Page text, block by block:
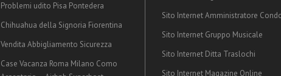
Problemi udito Pisa Pontedera
Chihuahua della Signoria Fiorentina
Vendita Abbigliamento Sicurezza
Case Vacanza Roma Milano Como
Sito Internet Amministratore
Sito Internet Gruppo Musicale
Sito Internet Ditta Traslochi
Sito Internet Magazine Online